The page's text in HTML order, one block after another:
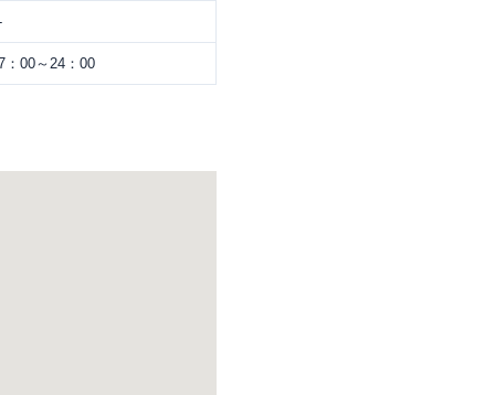
：00～24：00